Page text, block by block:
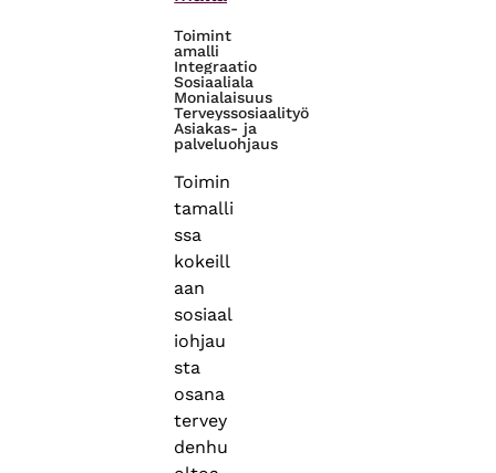
Toimint
amalli
Integraatio
Sosiaaliala
Monialaisuus
Terveyssosiaalityö
Asiakas- ja
palveluohjaus
Toimin
tamalli
ssa
kokeill
aan
sosiaal
iohjau
sta
osana
tervey
denhu